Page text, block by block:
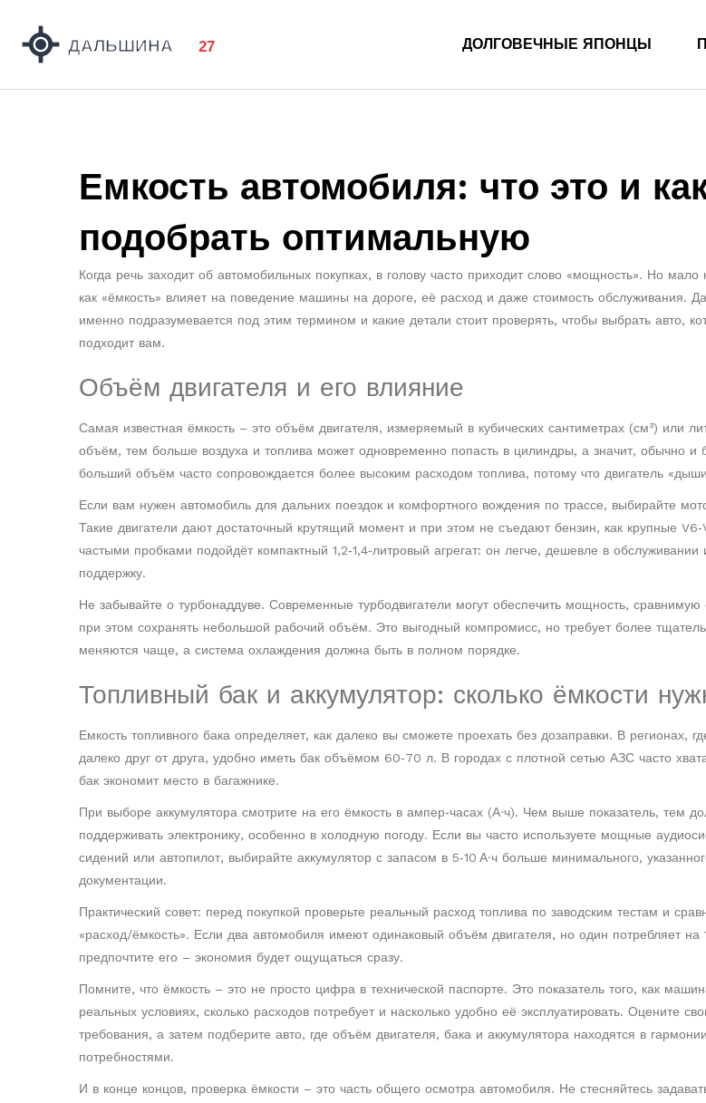
ДОЛГОВЕЧНЫЕ ЯПОНЦЫ
Емкость автомобиля: что это и
подобрать оптимальную
Когда речь заходит об автомобильных покупках, в голову часто приходит слово «мощность». Но мало
как «ёмкость» влияет на поведение машины на дороге, её расход и даже стоимость обслуживания.
именно подразумевается под этим термином и какие детали стоит проверять, чтобы выбрать авто,
подходит вам.
Объём двигателя и его влияние
Самая известная ёмкость – это объём двигателя, измеряемый в кубических сантиметрах (см³) или
объём, тем больше воздуха и топлива может одновременно попасть в цилиндры, а значит, обычно
больший объём часто сопровождается более высоким расходом топлива, потому что двигатель
Если вам нужен автомобиль для дальних поездок и комфортного вождения по трассе, выбирайте
Такие двигатели дают достаточный крутящий момент и при этом не съедают бензин, как крупные
частыми пробками подойдёт компактный 1,2‑1,4‑литровый агрегат: он легче, дешевле в
поддержку.
Не забывайте о турбонаддуве. Современные турбодвигатели могут обеспечить мощность,
при этом сохранять небольшой рабочий объём. Это выгодный компромисс, но требует более
меняются чаще, а система охлаждения должна быть в полном порядке.
Топливный бак и аккумулятор: сколько ёмкости
Емкость топливного бака определяет, как далеко вы сможете проехать без дозаправки. В регионах,
далеко друг от друга, удобно иметь бак объёмом 60‑70 л. В городах с плотной сетью АЗС часто
бак экономит место в багажнике.
При выборе аккумулятора смотрите на его ёмкость в ампер‑часах (А·ч). Чем выше показатель, тем
поддерживать электронику, особенно в холодную погоду. Если вы часто используете мощные
сидений или автопилот, выбирайте аккумулятор с запасом в 5‑10 А·ч больше минимального,
документации.
Практический совет: перед покупкой проверьте реальный расход топлива по заводским тестам и
«расход/ёмкость». Если два автомобиля имеют одинаковый объём двигателя, но один потребляет на
предпочтите его – экономия будет ощущаться сразу.
Помните, что ёмкость – это не просто цифра в технической паспорте. Это показатель того, как
реальных условиях, сколько расходов потребует и насколько удобно её эксплуатировать. Оцените
требования, а затем подберите авто, где объём двигателя, бака и аккумулятора находятся в
потребностями.
И в конце концов, проверка ёмкости – это часть общего осмотра автомобиля. Не стесняйтесь